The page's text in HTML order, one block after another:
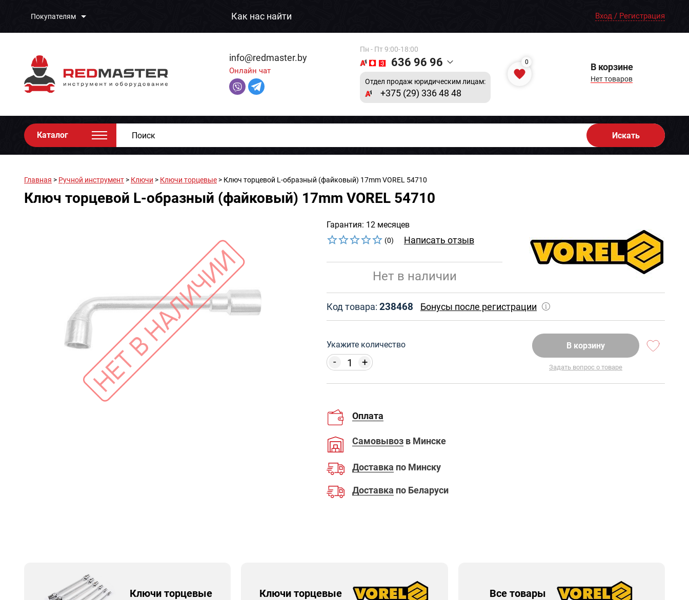
Покупателям Как нас найти Вход / Регистрация
info@redmaster.by
Онлайн чат
Пн - Пт 9:00-18:00
636 96 96
Отдел продаж юридическим лицам:
+375 (29) 336 48 48
0 В корзине
Нет товаров
Каталог Искать
Главная > Ручной инструмент > Ключи > Ключи торцевые > Ключ торцевой L-образный (файковый) 17mm VOREL 54710
Ключ торцевой L-образный (файковый) 17mm VOREL 54710
Гарантия: 12 месяцев
(0) Написать отзыв
Нет в наличии
Код товара: 238468 Бонусы после регистрации
Укажите количество
+
-
В корзину
Задать вопрос о товаре
Оплата
Самовывоз в Минске
Доставка по Минску
Доставка по Беларуси
Ключи торцевые Ключи торцевые Все товары